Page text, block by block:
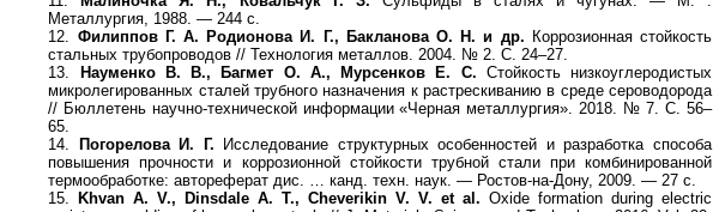
Металлургия, 1988. — 244 с.
12. Филиппов Г. А. Родионова И. Г., Бакланова О. Н. и др. Коррозионная стойкость
стальных трубопроводов // Технология металлов. 2004. № 2. С. 24–27.
13. Науменко В. В., Багмет О. А., Мурсенков Е. С. Стойкость низкоуглеродистых
микролегированных сталей трубного назначения к растрескиванию в среде сероводорода
// Бюллетень научно-технической информации «Черная металлургия». 2018. № 7. С. 56–
65.
14. Погорелова И. Г. Исследование структурных особенностей и разработка способа
повышения прочности и коррозионной стойкости трубной стали при комбинированной
термообработке: автореферат дис. … канд. техн. наук. — Ростов-на-Дону, 2009. — 27 с.
15.
Khvan A. V., Dinsdale A. T., Cheverikin V. V. et al. Oxide formation during electric